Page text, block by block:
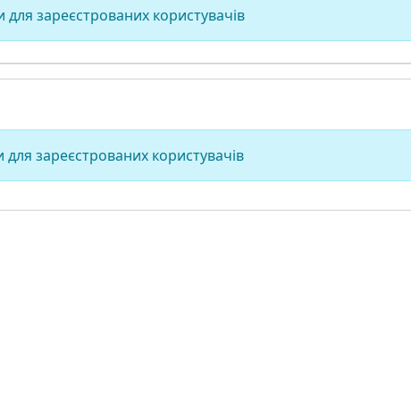
для зареєстрованих користувачів
для зареєстрованих користувачів